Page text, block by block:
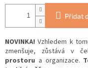
Přidat
NOVINKA! Vzhledem k
zmenšuje, zůstává v
prostoru a organizace.